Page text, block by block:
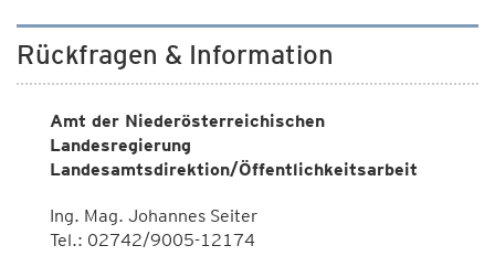
Rückfragen & Information
Amt der Niederösterreichischen
Landesregierung
Landesamtsdirektion/Öffentlichkeitsarbeit
Ing. Mag. Johannes Seiter
Tel.: 02742/9005-12174